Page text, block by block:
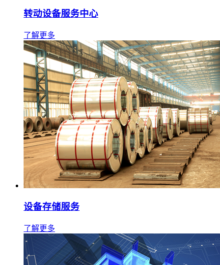
转动设备服务中心
了解更多
设备存储服务
了解更多